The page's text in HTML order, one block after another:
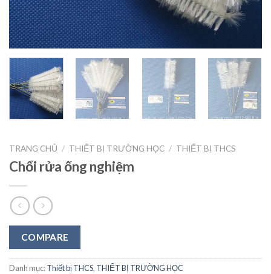
TRANG CHỦ / THIẾT BỊ TRƯỜNG HỌC / THIẾT BỊ THCS
Chổi rửa ống nghiệm
COMPARE
Danh mục:Thiết bị THCS, THIẾT BỊ TRƯỜNG HỌC